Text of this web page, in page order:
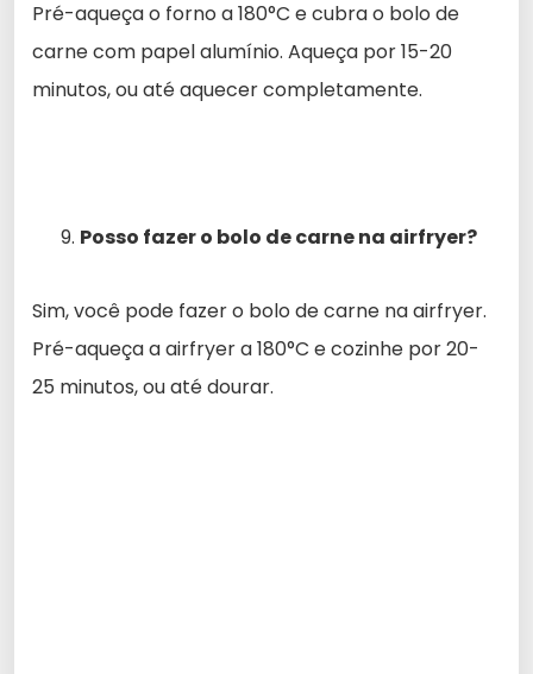
Pré-aqueça o forno a 180°C e cubra o bolo de
carne com papel alumínio. Aqueça por 15-20
minutos, ou até aquecer completamente.
Posso fazer o bolo de carne na airfryer?
Sim, você pode fazer o bolo de carne na airfryer.
Pré-aqueça a airfryer a 180°C e cozinhe por 20-
25 minutos, ou até dourar.